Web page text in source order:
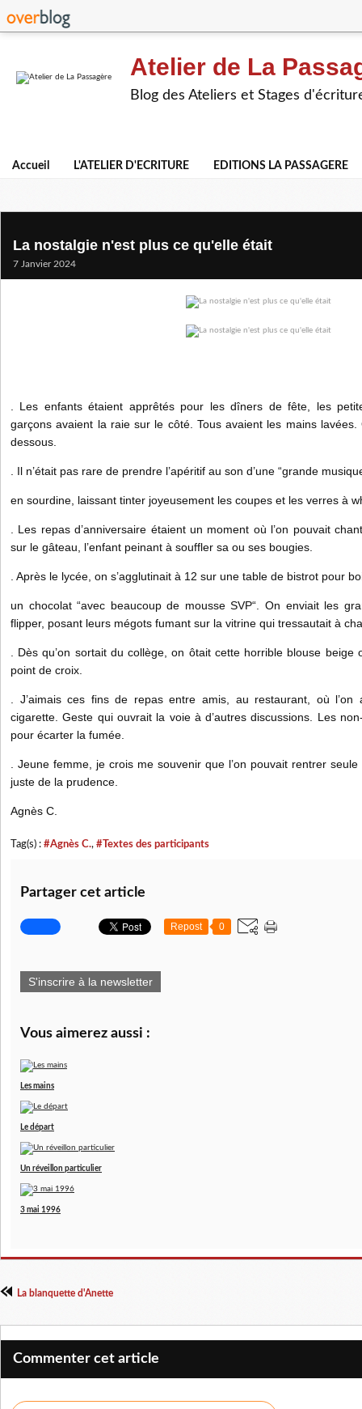
Atelier de La
Blog des Ateliers et Stages
Accueil L'ATELIER D'ECRITURE EDITIONS LA PASSAGERE
La nostalgie n'est plus ce qu'elle était
7 Janvier 2024
. Les enfants étaient apprêtés pour les dîners de fête, les
garçons avaient la raie sur le côté. Tous avaient les mains lavées.
dessous.
. Il n’était pas rare de prendre l’apéritif au son d’une “grande
en sourdine, laissant tinter joyeusement les coupes et les verres à
. Les repas d’anniversaire étaient un moment où l’on pouvait
sur le gâteau, l’enfant peinant à souffler sa ou ses bougies.
. Après le lycée, on s’agglutinait à 12 sur une table de bistrot pour
un chocolat “avec beaucoup de mousse SVP“. On enviait les
flipper, posant leurs mégots fumant sur la vitrine qui tressautait à
. Dès qu’on sortait du collège, on ôtait cette horrible blouse
point de croix.
. J’aimais ces fins de repas entre amis, au restaurant, où l’on
cigarette. Geste qui ouvrait la voie à d’autres discussions. Les
pour écarter la fumée.
. Jeune femme, je crois me souvenir que l’on pouvait rentrer
juste de la prudence.
Agnès C.
Tag(s) : #Agnès C., #Textes des participants
Partager cet article
Repost 0
S'inscrire à la newsletter
Vous aimerez aussi :
Les mains
Le départ
Un réveillon particulier
3 mai 1996
La blanquette d'Anette
Commenter cet article